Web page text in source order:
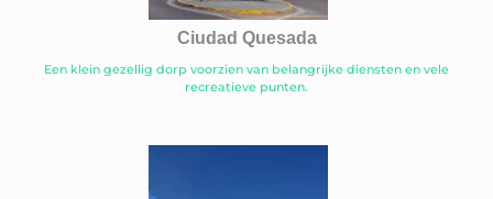
Ciudad Quesada
Een klein gezellig dorp voorzien van belangrijke diensten en vele
recreatieve punten.